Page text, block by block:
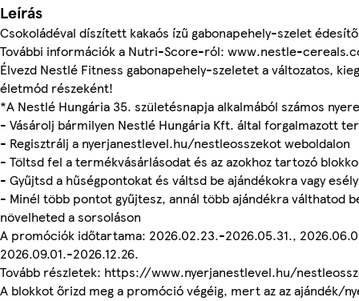
Leírás
Csokoládéval díszített kakaós ízű gabonapehely-szelet
További információk a Nutri-Score-ról: www.nestle-
Élvezd Nestlé Fitness gabonapehely-szeletet a változatos,
életmód részeként!
*A Nestlé Hungária 35. születésnapja alkalmából számos
- Vásárolj bármilyen Nestlé Hungária Kft. által forgalmazott
- Regisztrálj a nyerjanestlevel.hu/nestleosszekot weboldalon
- Töltsd fel a termékvásárlásodat és az azokhoz tartozó
- Gyűjtsd a hűségpontokat és váltsd be ajándékokra vagy
- Minél több pontot gyűjtesz, annál több ajándékra válthatod
növelheted a sorsoláson
A promóciók időtartama: 2026.02.23.-2026.05.31.,
2026.09.01.-2026.12.26.
Tovább részletek: https://www.nyerjanestlevel.hu/
A blokkot őrizd meg a promóció végéig, mert az az ajándék/